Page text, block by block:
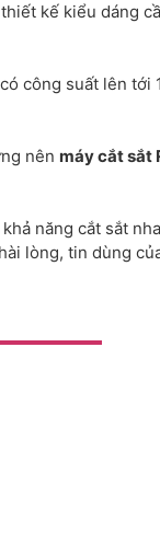
kế kiểu dáng
công suất lên
nên máy cắt sắt
năng cắt sắt
lòng, tin dùng